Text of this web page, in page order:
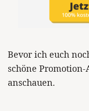
Bevor ich euch
schöne
anschauen.